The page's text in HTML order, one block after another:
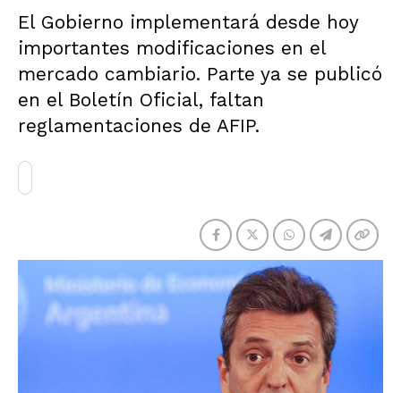
El Gobierno implementará desde hoy
importantes modificaciones en el
mercado cambiario. Parte ya se publicó
en el Boletín Oficial, faltan
reglamentaciones de AFIP.